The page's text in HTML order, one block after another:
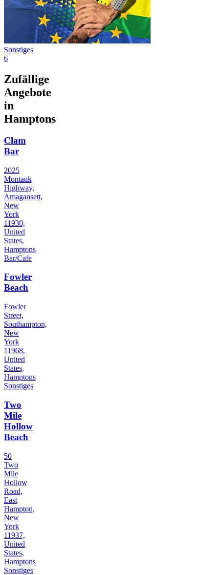
Sonstiges
6
Zufällige
Angebote
in
Hamptons
Clam
Bar
2025
Montauk
Highway,
Amagansett,
New
York
11930,
United
States,
Hamptons
Bar/Cafe
Fowler
Beach
Fowler
Street,
Southampton,
New
York
11968,
United
States,
Hamptons
Sonstiges
Two
Mile
Hollow
Beach
50
Two
Mile
Hollow
Road,
East
Hampton,
New
York
11937,
United
States,
Hamptons
Sonstiges